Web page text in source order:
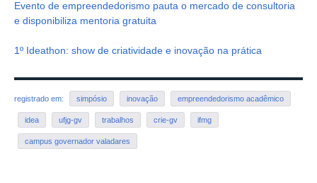
Evento de empreendedorismo pauta o mercado de consultoria
e disponibiliza mentoria gratuita
1º Ideathon: show de criatividade e inovação na prática
registrado em: simpósio inovação empreendedorismo acadêmico
idea ufjg-gv trabalhos crie-gv ifmg
campus governador valadares